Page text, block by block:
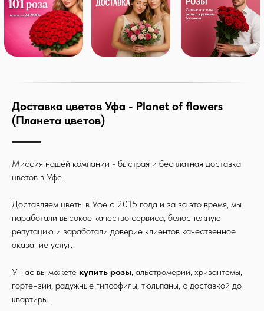
Доставка цветов Уфа - Planet of flowers
(Планета цветов)
Миссия нашей компании - быстрая и бесплатная доставка
цветов в Уфе.
Доставляем цветы в Уфе с 2015 года и за за это время, мы
наработали высокое качество сервиса, белоснежную
репутацию и заработали доверие клиентов качественное
оказание услуг.
У нас вы можете купить розы, альстромерии, хризантемы,
гортензии, радужные гипсофилы, тюльпаны, с доставкой до
квартиры.